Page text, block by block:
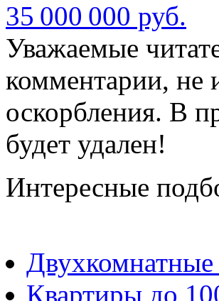
35 000 000 руб.
Уважаемые
комментарии, не
оскорбления. В
будет удален!
Интересные
Квартиры до